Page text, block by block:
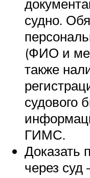
судно.
(ФИО и
также
судового
ГИМС.
Доказать
через суд